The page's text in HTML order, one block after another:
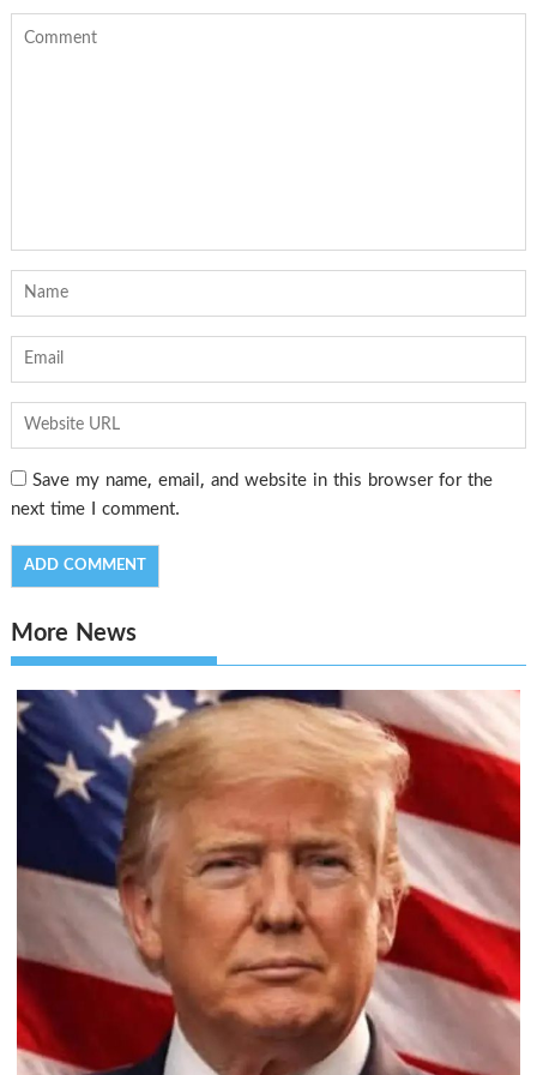
Save my name, email, and website in this browser for the
next time I comment.
More News